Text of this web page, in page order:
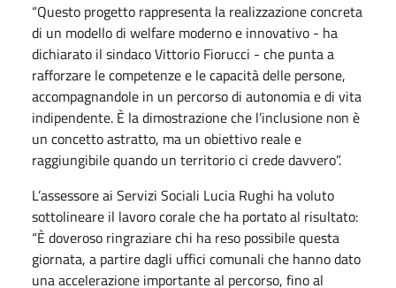
“Questo progetto rappresenta la realizzazione concreta
di un modello di welfare moderno e innovativo - ha
dichiarato il sindaco Vittorio Fiorucci - che punta a
rafforzare le competenze e le capacità delle persone,
accompagnandole in un percorso di autonomia e di vita
indipendente. È la dimostrazione che l’inclusione non è
un concetto astratto, ma un obiettivo reale e
raggiungibile quando un territorio ci crede davvero”.
L’assessore ai Servizi Sociali Lucia Rughi ha voluto
sottolineare il lavoro corale che ha portato al risultato:
“È doveroso ringraziare chi ha reso possibile questa
giornata, a partire dagli uffici comunali che hanno dato
una accelerazione importante al percorso, fino al